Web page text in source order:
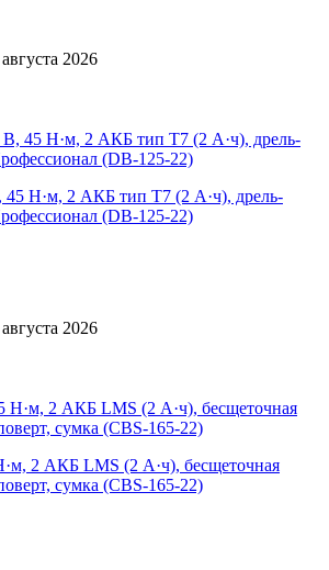
2026
Н·м, 2 АКБ тип Т7 (2 А·ч), дрель-
(DB-125-22)
2026
2 АКБ LMS (2 А·ч), бесщеточная
сумка (CBS-165-22)